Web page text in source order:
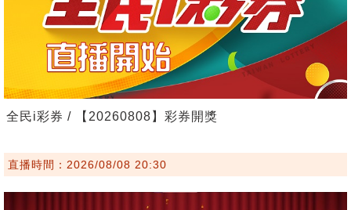
全民i彩券 / 【20260808】彩券開獎
直播時間：2026/08/08 20:30